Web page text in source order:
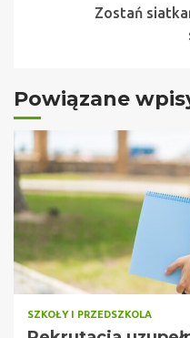
Zostań
Powiązane
SZKOŁY I PRZEDSZKOLA